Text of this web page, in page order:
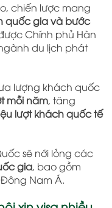
, chiến lược mang
quốc gia và bước
Chính phủ Hàn
du lịch phát
lượng khách quốc
mỗi năm, tăng
lượt khách quốc tế
sẽ nới lỏng các
gia, bao gồm
Nam Á.